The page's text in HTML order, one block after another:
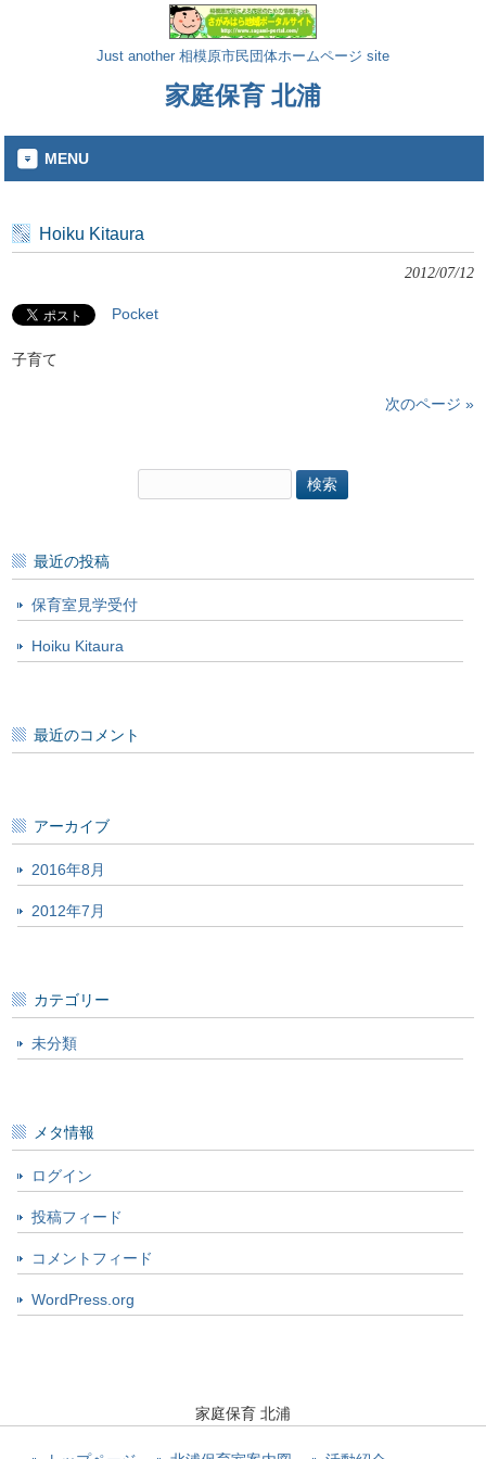
Just another 相模原市民団体ホームページ site
家庭保育 北浦
MENU
Hoiku Kitaura
2012/07/12
Pocket
子育て
次のページ »
索:
最近の投稿
保育室見学受付
Hoiku Kitaura
最近のコメント
アーカイブ
2016年8月
2012年7月
カテゴリー
未分類
メタ情報
ログイン
投稿フィード
コメントフィード
WordPress.org
家庭保育 北浦